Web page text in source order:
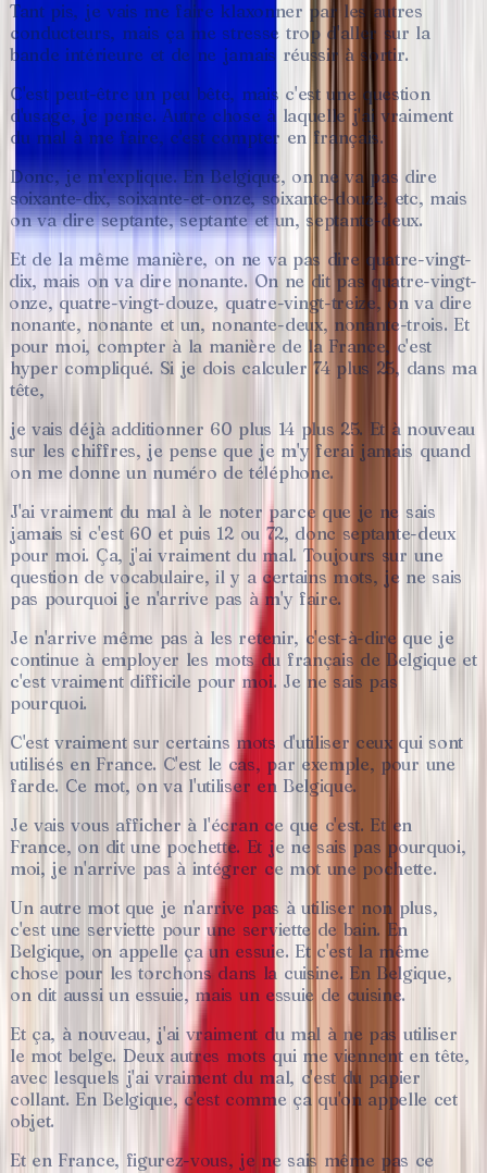
Tant pis, je vais me faire klaxonner par les autres
conducteurs, mais ça me stresse trop d'aller sur la
bande intérieure et de ne jamais réussir à sortir.
C'est peut-être un peu bête, mais c'est une question
d'usage, je pense. Autre chose à laquelle j'ai vraiment
du mal à me faire, c'est compter en français.
Donc, je m'explique. En Belgique, on ne va pas dire
soixante-dix, soixante-et-onze, soixante-douze, etc, mais
on va dire septante, septante et un, septante-deux.
Et de la même manière, on ne va pas dire quatre-vingt-
dix, mais on va dire nonante. On ne dit pas quatre-vingt-
onze, quatre-vingt-douze, quatre-vingt-treize, on va dire
nonante, nonante et un, nonante-deux, nonante-trois. Et
pour moi, compter à la manière de la France, c'est
hyper compliqué. Si je dois calculer 74 plus 25, dans ma
tête,
je vais déjà additionner 60 plus 14 plus 25. Et à nouveau
sur les chiffres, je pense que je m'y ferai jamais quand
on me donne un numéro de téléphone.
J'ai vraiment du mal à le noter parce que je ne sais
jamais si c'est 60 et puis 12 ou 72, donc septante-deux
pour moi. Ça, j'ai vraiment du mal. Toujours sur une
question de vocabulaire, il y a certains mots, je ne sais
pas pourquoi je n'arrive pas à m'y faire.
Je n'arrive même pas à les retenir, c'est-à-dire que je
continue à employer les mots du français de Belgique et
c'est vraiment difficile pour moi. Je ne sais pas
pourquoi.
C'est vraiment sur certains mots d'utiliser ceux qui sont
utilisés en France. C'est le cas, par exemple, pour une
farde. Ce mot, on va l'utiliser en Belgique.
Je vais vous afficher à l'écran ce que c'est. Et en
France, on dit une pochette. Et je ne sais pas pourquoi,
moi, je n'arrive pas à intégrer ce mot une pochette.
Un autre mot que je n'arrive pas à utiliser non plus,
c'est une serviette pour une serviette de bain. En
Belgique, on appelle ça un essuie. Et c'est la même
chose pour les torchons dans la cuisine. En Belgique,
on dit aussi un essuie, mais un essuie de cuisine.
Et ça, à nouveau, j'ai vraiment du mal à ne pas utiliser
le mot belge. Deux autres mots qui me viennent en tête,
avec lesquels j'ai vraiment du mal, c'est du papier
collant. En Belgique, c'est comme ça qu'on appelle cet
objet.
Et en France, figurez-vous, je ne sais même pas ce